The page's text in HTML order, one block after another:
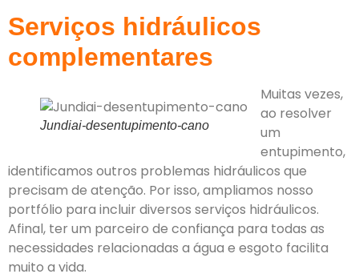
Serviços hidráulicos
complementares
Jundiai-desentupimento-cano
Muitas vezes,
ao resolver
um
entupimento,
identificamos outros problemas hidráulicos que
precisam de atenção. Por isso, ampliamos nosso
portfólio para incluir diversos serviços hidráulicos.
Afinal, ter um parceiro de confiança para todas as
necessidades relacionadas a água e esgoto facilita
muito a vida.